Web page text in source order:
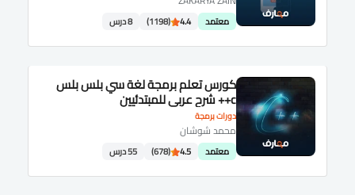
معتمد 4.4
(1198) 8 درس
دورات برمجة
كورس تعلم برمجة لغة سي بلس بلس
c++ شرح عربى للمبتدئيين
محمد شوشان
معتمد 4.5
(678) 55 درس